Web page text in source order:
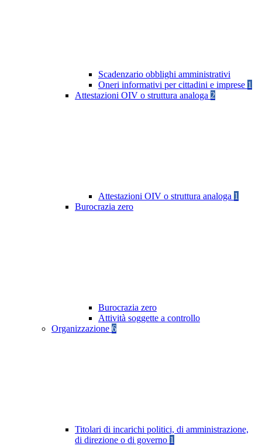
Scadenzario obblighi amministrativi
Oneri informativi per cittadini e imprese 1
Attestazioni OIV o struttura analoga 2
Attestazioni OIV o struttura analoga 1
Burocrazia zero
Burocrazia zero
Attività soggette a controllo
Organizzazione 6
Titolari di incarichi politici, di amministrazione,
di direzione o di governo 1